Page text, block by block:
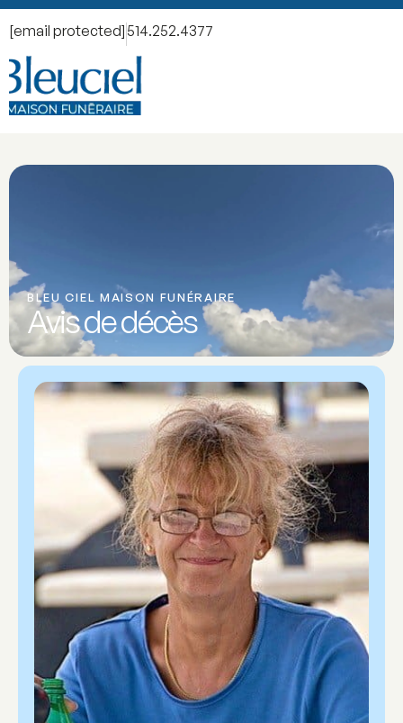
[email protected] 514.252.4377
BLEU CIEL MAISON FUNÉRAIRE
Avis de décès